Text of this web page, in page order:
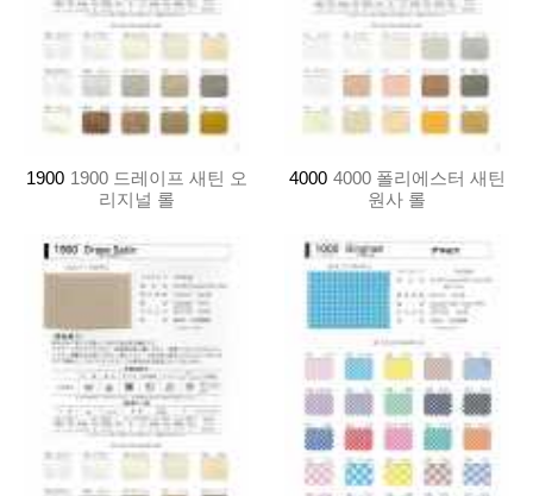
1900 1900 드레이프 새틴 오
리지널 롤
4000 4000 폴리에스터 새틴
원사 롤